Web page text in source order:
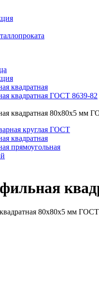
квадратная
квадратная ГОСТ 8639-82
квадратная 80x80x5 мм
круглая ГОСТ
квадратная
прямоугольная